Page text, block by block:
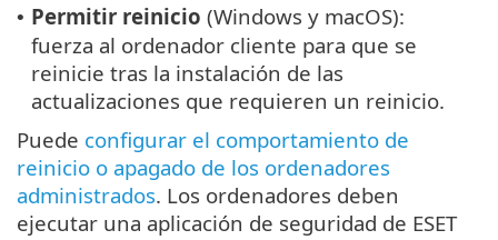
• Permitir reinicio (Windows y macOS):
fuerza al ordenador cliente para que se
reinicie tras la instalación de las
actualizaciones que requieren un reinicio.
Puede configurar el comportamiento de
reinicio o apagado de los ordenadores
administrados. Los ordenadores deben
ejecutar una aplicación de seguridad de ESET